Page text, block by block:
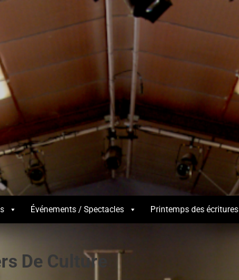
Événements / Spectacles Printemps des écritures
De Culture